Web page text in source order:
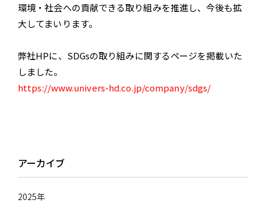
アーカイブ
2025年
環境・社会への貢献できる取り組みを推進し、今後も拡
大してまいります。
弊社HPに、SDGsの取り組みに関するページを掲載いた
しました。
https://www.univers-hd.co.jp/company/sdgs/